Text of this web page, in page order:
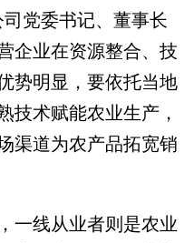
党委书记、董事长
企业在资源整合、技
势明显，要依托当地
技术赋能农业生产，
渠道为农产品拓宽销
线从业者则是农业